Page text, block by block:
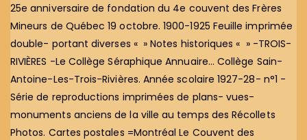
25e anniversaire de fondation du 4e couvent des Frères
Mineurs de Québec 19 octobre. 1900-1925 Feuille imprimée
double- portant diverses « » Notes historiques « » -TROIS-
RIVIÈRES -Le Collège Séraphique Annuaire… Collège Sain-
Antoine-Les-Trois-Rivières. Année scolaire 1927-28- n°1 -
Série de reproductions imprimées de plans- vues-
monuments anciens de la ville au temps des Récollets
Photos. Cartes postales =Montréal Le Couvent des